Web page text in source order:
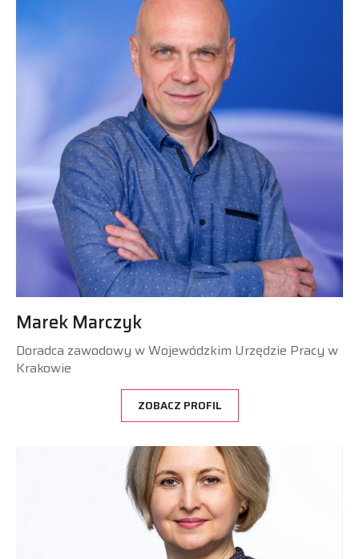
Marek Marczyk
Doradca zawodowy w Wojewódzkim Urzędzie Pracy w
Krakowie
ZOBACZ PROFIL